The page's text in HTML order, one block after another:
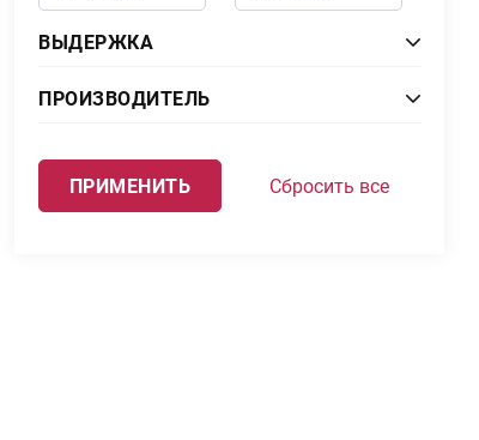
ВЫДЕРЖКА
ПРОИЗВОДИТЕЛЬ
ПРИМЕНИТЬ Сбросить все